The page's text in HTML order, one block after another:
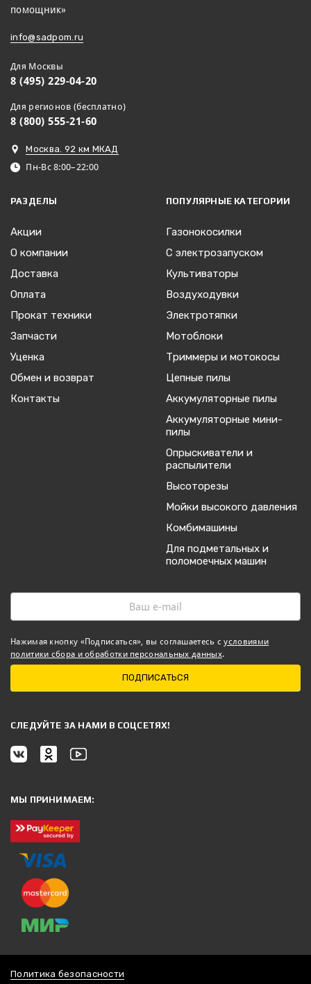
помощник»
info@sadpom.ru
Для Москвы
8 (495) 229-04-20
Для регионов (бесплатно)
8 (800) 555-21-60
Москва. 92 км МКАД
Пн-Вс 8:00–22:00
РАЗДЕЛЫ
Акции
О компании
Доставка
Оплата
Прокат техники
Запчасти
Уценка
Обмен и возврат
Контакты
ПОПУЛЯРНЫЕ КАТЕГОРИИ
Газонокосилки
С электрозапуском
Культиваторы
Воздуходувки
Электротяпки
Мотоблоки
Триммеры и мотокосы
Цепные пилы
Аккумуляторные пилы
Аккумуляторные мини-
пилы
Опрыскиватели и
распылители
Высоторезы
Мойки высокого давления
Комбимашины
Для подметальных и
поломоечных машин
Нажимая кнопку «Подписаться», вы соглашаетесь сусловиями
политики сбора и обработки персональных данных.
ПОДПИСАТЬСЯ
CЛЕДУЙТЕ ЗА НАМИ В СОЦСЕТЯХ!
МЫ ПРИНИМАЕМ:
Политика безопасности